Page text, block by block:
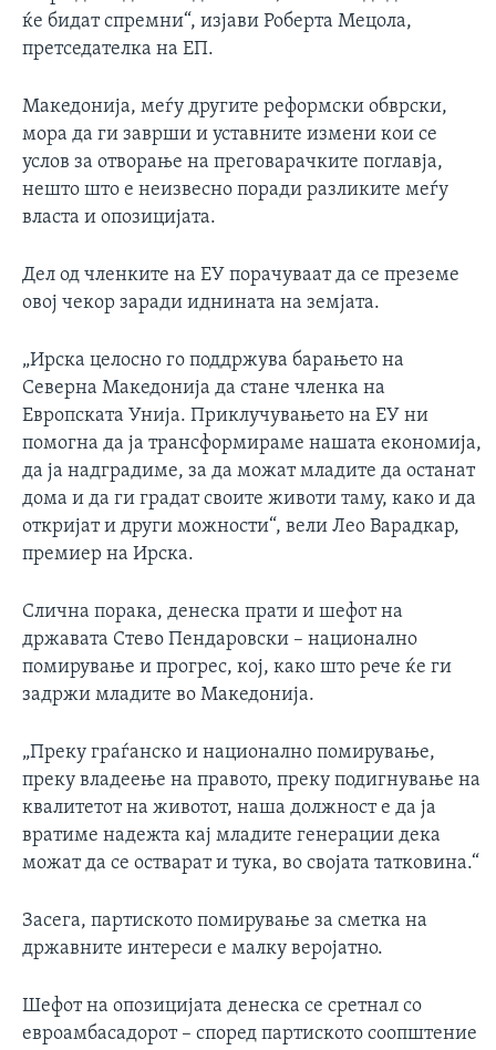
ќе бидат спремни“, изјави Роберта Мецола,
претседателка на ЕП.
Македонија, меѓу другитe реформски обврски,
мора да ги заврши и уставните измени кои се
услов за отворање на преговарачките поглавја,
нешто што е неизвесно поради разликите меѓу
власта и опозицијата.
Дел од членките на ЕУ порачуваат да се преземе
овој чекор заради иднината на земјата.
„Ирска целосно го поддржува барањето на
Северна Македонија да стане членка на
Европската Унија. Приклучувањето на ЕУ ни
помогна да ја трансформираме нашата економија,
да ја надградиме, за да можат младите да останат
дома и да ги градат своите животи таму, како и да
откријат и други можности“, вели Лео Варадкар,
премиер на Ирска.
Слична порака, денеска прати и шефот на
државата Стево Пендаровски – национално
помирување и прогрес, кој, како што рече ќе ги
задржи младите во Македонија.
„Преку граѓанско и национално помирување,
преку владеење на правото, преку подигнување на
квалитетот на животот, наша должност е да ја
вратиме надежта кај младите генерации дека
можат да се остварат и тука, во својата татковина.“
Засега, партиското помирување за сметка на
државните интереси е малку веројатно.
Шефот на опозицијата денеска се сретнал со
евроамбасадорот – според партиското соопштение